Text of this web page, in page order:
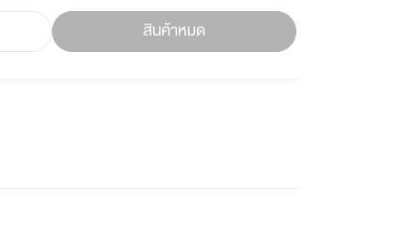
สินค้าหมด